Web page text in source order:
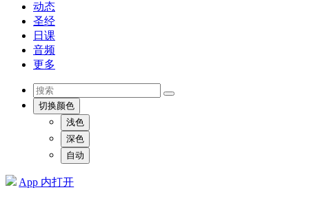
动态
圣经
日课
音频
更多
切换颜色
浅色
深色
自动
App 内打开